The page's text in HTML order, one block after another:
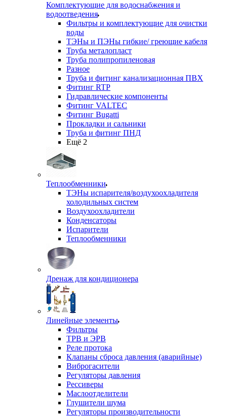
Комплектующие для водоснабжения и
водоотведения
Фильтры и комплектующие для очистки
воды
ТЭНы и ПЭНы гибкие/ греющие кабеля
Труба металопласт
Труба полипропиленовая
Разное
Труба и фитинг канализационная ПВХ
Фитинг RTP
Гидравлические компоненты
Фитинг VALTEC
Фитинг Bugatti
Прокладки и сальники
Труба и фитинг ПНД
Ещё 2
Теплообменники
ТЭНы испарителя/воздухоохладителя
холодильных систем
Воздухоохладители
Конденсаторы
Испарители
Теплообменники
Дренаж для кондиционера
Линейные элементы
Фильтры
ТРВ и ЭРВ
Реле протока
Клапаны сброса давления (аварийные)
Виброгасители
Регуляторы давления
Рессиверы
Маслоотделители
Глушители шума
Регуляторы производительности